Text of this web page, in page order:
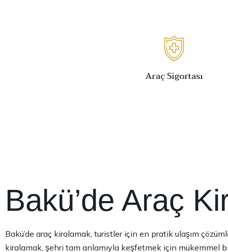
Araç Sigortası
Bakü’de Araç
Bakü’de araç kiralamak, turistler için en pratik ulaşım
kiralamak, şehri tam anlamıyla keşfetmek için mükemmel